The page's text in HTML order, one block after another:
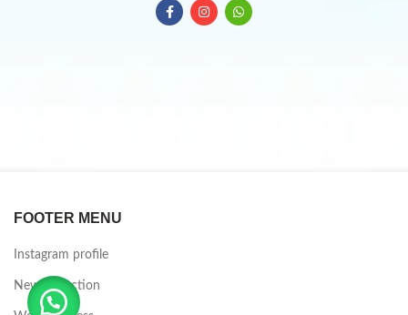
FOOTER MENU
Instagram profile
New Collection